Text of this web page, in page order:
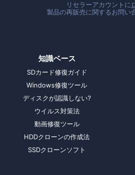
リセラーアカウントに
製品の再販売に関するお問い
知識ベース
SDカード修復ガイド
Windows修復ツール
ディスクが認識しない?
ウイルス対策法
動画修復ツール
HDDクローンの作成法
SSDクローンソフト